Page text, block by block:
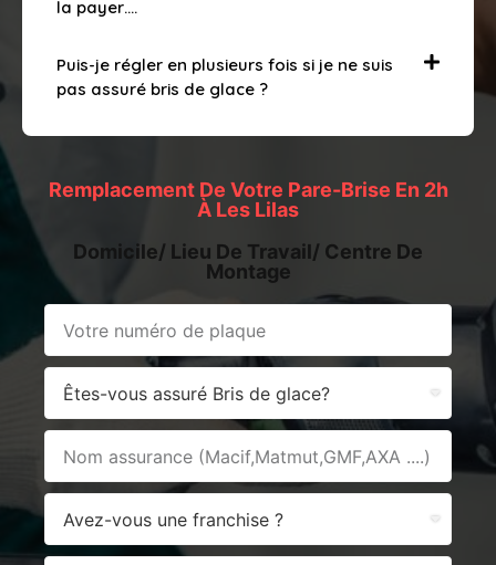
la payer….
Puis-je régler en plusieurs fois si je ne suis
pas assuré bris de glace ?
Remplacement De Votre Pare-Brise En 2h
À Les Lilas
Domicile/ Lieu De Travail/ Centre De
Montage